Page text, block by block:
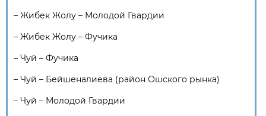
– Жибек Жолу – Молодой Гвардии
– Жибек Жолу – Фучика
– Чуй – Фучика
– Чуй – Бейшеналиева (район Ошского рынка)
– Чуй – Молодой Гвардии